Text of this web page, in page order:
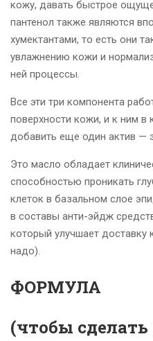
кожу, давать быстрое
пантенол также являются
хумектантами, то есть они
увлажнению кожи и
ней процессы.
Все эти три компонента
поверхности кожи, и к ним
добавить еще один актив —
Это масло обладает
способностью проникать
клеток в базальном слое
в составы анти-эйдж
который улучшает
надо).
ФОРМУЛА
(чтобы